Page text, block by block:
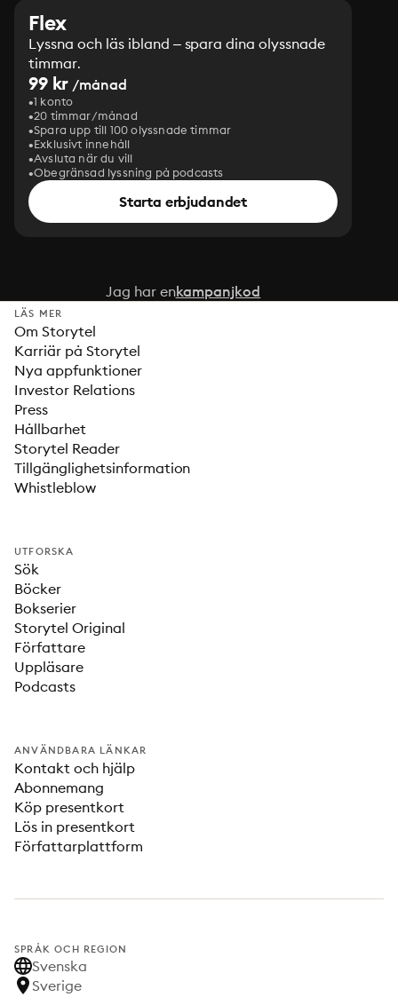
Flex
Lyssna och läs ibland – spara dina olyssnade
timmar.
99 kr /månad
1 konto
20 timmar/månad
Spara upp till 100 olyssnade timmar
Exklusivt innehåll
Avsluta när du vill
Obegränsad lyssning på podcasts
Starta erbjudandet
Jag har enkampanjkod
LÄS MER
Om Storytel
Karriär på Storytel
Nya appfunktioner
Investor Relations
Press
Hållbarhet
Storytel Reader
Tillgänglighetsinformation
Whistleblow
UTFORSKA
Sök
Böcker
Bokserier
Storytel Original
Författare
Uppläsare
Podcasts
ANVÄNDBARA LÄNKAR
Kontakt och hjälp
Abonnemang
Köp presentkort
Lös in presentkort
Författarplattform
SPRÅK OCH REGION
Svenska
Sverige